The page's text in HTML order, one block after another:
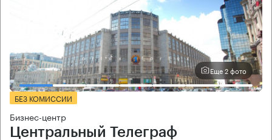
Еще 2 фото
БЕЗ КОМИССИИ
Бизнес-центр
Центральный Телеграф